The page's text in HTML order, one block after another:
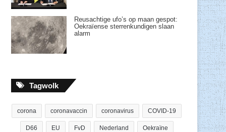
Reusachtige ufo’s op maan gespot:
Oekraïense sterrenkundigen slaan
alarm
Tagwolk
corona coronavaccin coronavirus COVID-19
D66 EU FvD Nederland Oekraïne